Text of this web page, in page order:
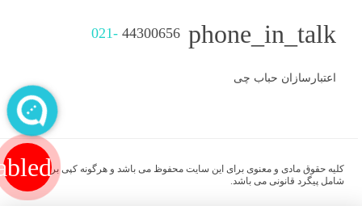
phone_in_talk
021- 44300656
اعتبارسازان حباب چی
کلیه حقوق مادی و معنوی برای این سایت محفوظ می باشد و هرگونه کپی برداری
شامل پیگرد قانونی می باشد.